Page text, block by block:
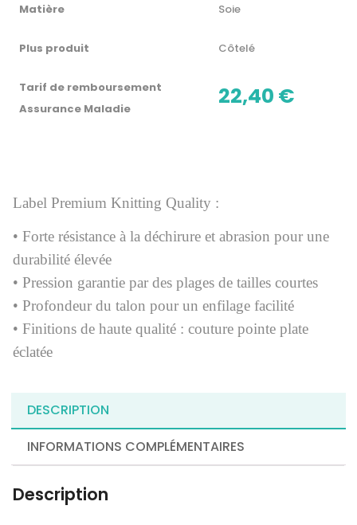
Matière Soie
Plus produit Côtelé
Tarif de remboursement
Assurance Maladie
22,40 €
Label Premium Knitting Quality :
• Forte résistance à la déchirure et abrasion pour une
durabilité élevée
• Pression garantie par des plages de tailles courtes
• Profondeur du talon pour un enfilage facilité
• Finitions de haute qualité : couture pointe plate
éclatée
DESCRIPTION
INFORMATIONS COMPLÉMENTAIRES
Description